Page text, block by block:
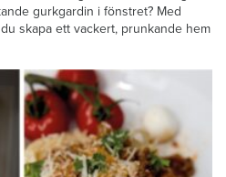
gurkgardin i fönstret? Med
skapa ett vackert, prunkande hem